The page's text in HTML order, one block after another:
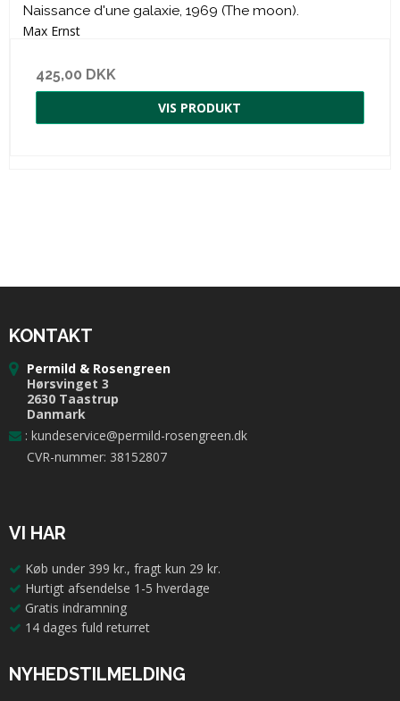
Naissance d'une galaxie, 1969 (The moon).
Max Ernst
425,00 DKK
VIS PRODUKT
KONTAKT
Permild & Rosengreen
Hørsvinget 3
2630 Taastrup
Danmark
: kundeservice@permild-rosengreen.dk
CVR-nummer: 38152807
VI HAR
Køb under 399 kr., fragt kun 29 kr.
Hurtigt afsendelse 1-5 hverdage
Gratis indramning
14 dages fuld returret
NYHEDSTILMELDING